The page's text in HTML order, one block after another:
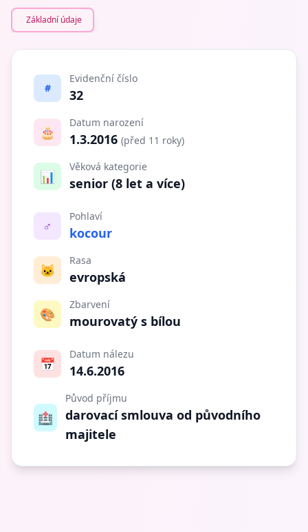
Základní údaje
#
Evidenční číslo
32
🎂
Datum narození
1.3.2016 (před 11 roky)
📊
Věková kategorie
senior (8 let a více)
♂️
Pohlaví
kocour
🐱
Rasa
evropská
🎨
Zbarvení
mourovatý s bílou
📅
Datum nálezu
14.6.2016
🏥
Původ příjmu
darovací smlouva od původního
majitele